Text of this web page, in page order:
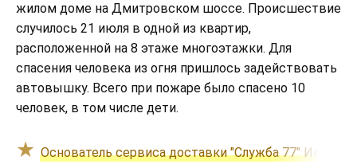
жилом доме на Дмитровском шоссе. Происшествие
случилось 21 июля в одной из квартир,
расположенной на 8 этаже многоэтажки. Для
спасения человека из огня пришлось задействовать
автовышку. Всего при пожаре было спасено 10
человек, в том числе дети.
Основатель сервиса доставки "Служба 77" Игорь